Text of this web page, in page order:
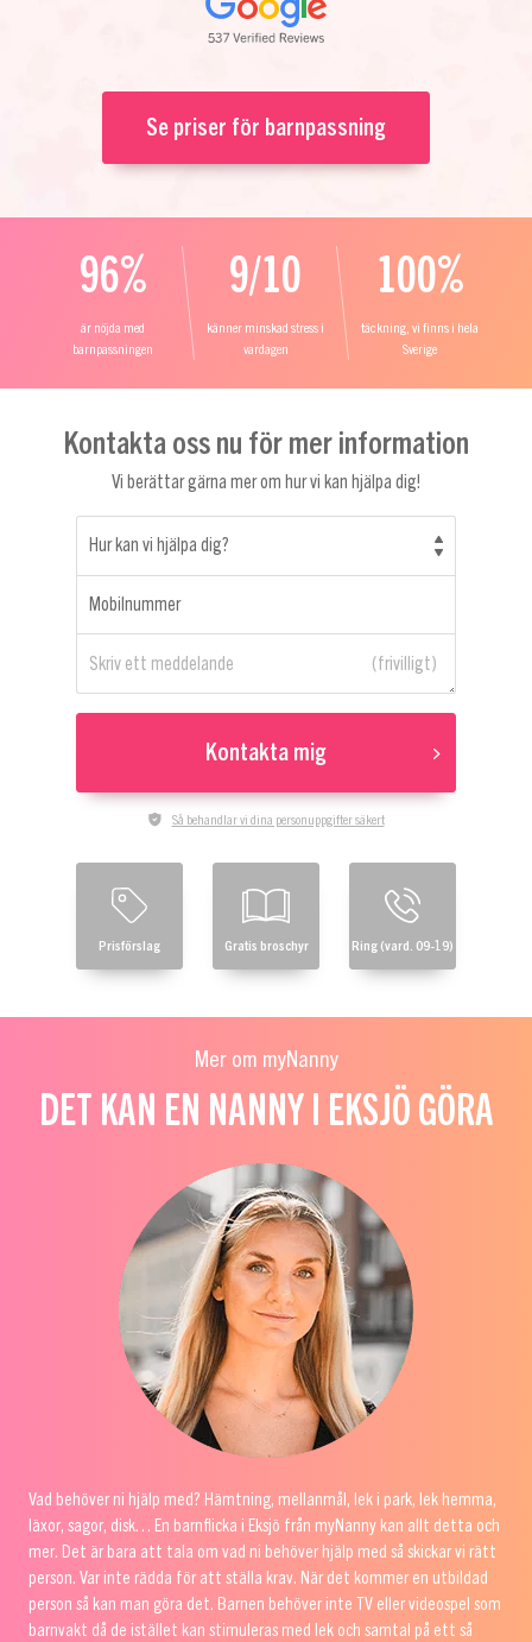
Se priser för barnpassning
96%
är nöjda med
barnpassningen
9/10
känner minskad stress i
vardagen
100%
täckning, vi finns i hela
Sverige
Kontakta oss nu för mer information
Vi berättar gärna mer om hur vi kan hjälpa dig!
Hur kan vi hjälpa dig?
Mobilnummer
Skriv ett meddelande
Kontakta mig
Så behandlar vi dina personuppgifter säkert
Prisförslag Gratis broschyr Ring (vard. 09-19)
Mer om myNanny
DET KAN EN NANNY I EKSJÖ GÖRA
Vad behöver ni hjälp med? Hämtning, mellanmål, lek i park, lek hemma,
läxor, sagor, disk… En barnflicka i Eksjö från myNanny kan allt detta och
mer. Det är bara att tala om vad ni behöver hjälp med så skickar vi rätt
person. Var inte rädda för att ställa krav. När det kommer en utbildad
person så kan man göra det. Barnen behöver inte TV eller videospel som
barnvakt då de istället kan stimuleras med lek och samtal på ett så